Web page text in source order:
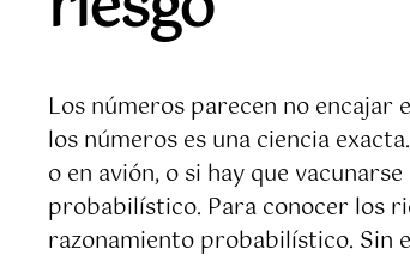
Los números parecen no encajar
los números es una ciencia
o en avión, o si hay que
probabilístico. Para conocer los
razonamiento probabilístico. Sin